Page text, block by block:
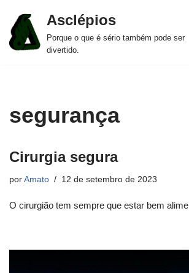
Pular
para
Asclépios
Porque o que é sério também pode ser
divertido.
segurança
Cirurgia segura
por Amato 12 de setembro de 2023
O cirurgião tem sempre que estar bem